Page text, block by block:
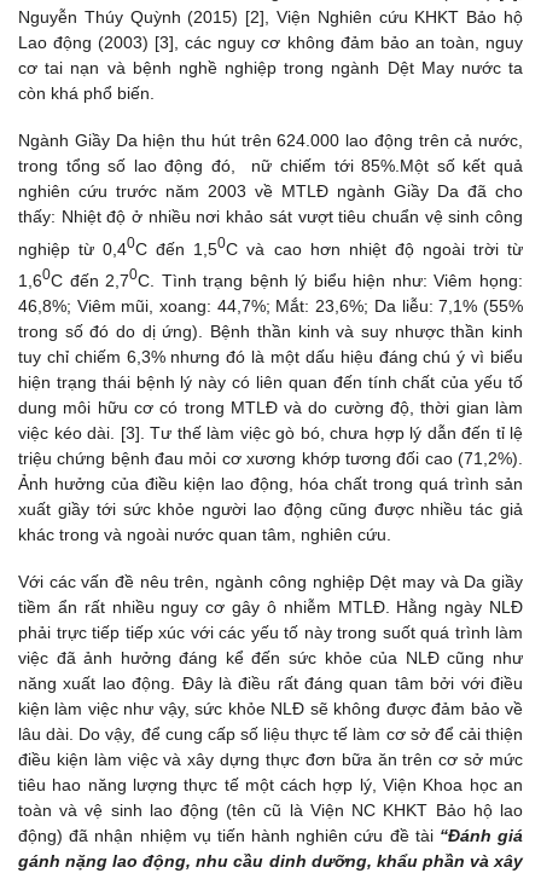
Nguyễn Thúy Quỳnh (2015) [2], Viện Nghiên cứu KHKT Bảo hộ
Lao động (2003) [3], các nguy cơ không đảm bảo an toàn, nguy
cơ tai nạn và bệnh nghề nghiệp trong ngành Dệt May nước ta
còn khá phổ biến.
Ngành Giầy Da hiện thu hút trên 624.000 lao động trên cả nước,
trong tổng số lao động đó, nữ chiếm tới 85%.Một số kết quả
nghiên cứu trước năm 2003 về MTLĐ ngành Giầy Da đã cho
thấy: Nhiệt độ ở nhiều nơi khảo sát vượt tiêu chuẩn vệ sinh công
nghiệp từ 0,40C đến 1,50C và cao hơn nhiệt độ ngoài trời từ
1,60C đến 2,70C. Tình trạng bệnh lý biểu hiện như: Viêm họng:
46,8%; Viêm mũi, xoang: 44,7%; Mắt: 23,6%; Da liễu: 7,1% (55%
trong số đó do dị ứng). Bệnh thần kinh và suy nhược thần kinh
tuy chỉ chiếm 6,3% nhưng đó là một dấu hiệu đáng chú ý vì biểu
hiện trạng thái bệnh lý này có liên quan đến tính chất của yếu tố
dung môi hữu cơ có trong MTLĐ và do cường độ, thời gian làm
việc kéo dài. [3]. Tư thế làm việc gò bó, chưa hợp lý dẫn đến tỉ lệ
triệu chứng bệnh đau mỏi cơ xương khớp tương đối cao (71,2%).
Ảnh hưởng của điều kiện lao động, hóa chất trong quá trình sản
xuất giầy tới sức khỏe người lao động cũng được nhiều tác giả
khác trong và ngoài nước quan tâm, nghiên cứu.
Với các vấn đề nêu trên, ngành công nghiệp Dệt may và Da giầy
tiềm ẩn rất nhiều nguy cơ gây ô nhiễm MTLĐ. Hằng ngày NLĐ
phải trực tiếp tiếp xúc với các yếu tố này trong suốt quá trình làm
việc đã ảnh hưởng đáng kể đến sức khỏe của NLĐ cũng như
năng xuất lao động. Đây là điều rất đáng quan tâm bởi với điều
kiện làm việc như vậy, sức khỏe NLĐ sẽ không được đảm bảo về
lâu dài. Do vậy, để cung cấp số liệu thực tế làm cơ sở để cải thiện
điều kiện làm việc và xây dựng thực đơn bữa ăn trên cơ sở mức
tiêu hao năng lượng thực tế một cách hợp lý, Viện Khoa học an
toàn và vệ sinh lao động (tên cũ là Viện NC KHKT Bảo hộ lao
động) đã nhận nhiệm vụ tiến hành nghiên cứu đề tài“Đánh giá
gánh nặng lao động, nhu cầu dinh dưỡng, khẩu phần và xây